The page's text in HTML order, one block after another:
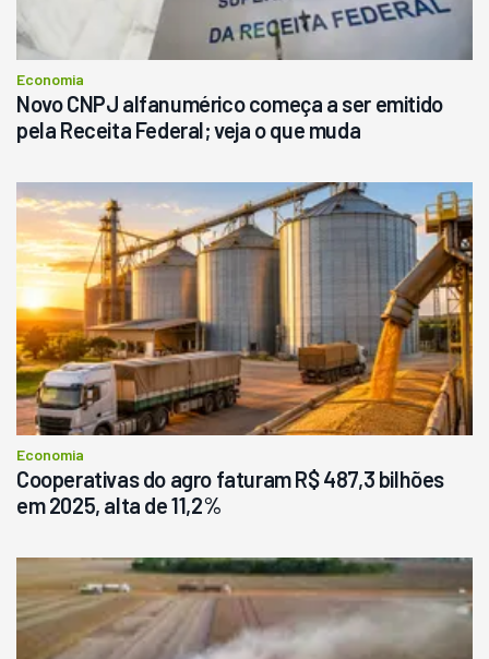
Economia
Novo CNPJ alfanumérico começa a ser emitido
pela Receita Federal; veja o que muda
Economia
Cooperativas do agro faturam R$ 487,3 bilhões
em 2025, alta de 11,2%